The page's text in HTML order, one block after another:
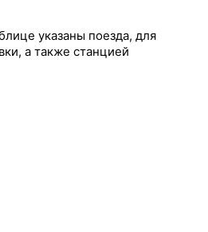
указаны поезда, для
а также станцией